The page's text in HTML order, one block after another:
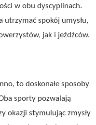
w obu dyscyplinach.
utrzymać spokój umysłu,
jak i jeźdźców.
to doskonałe sposoby
sporty pozwalają
okazji stymulując zmysły